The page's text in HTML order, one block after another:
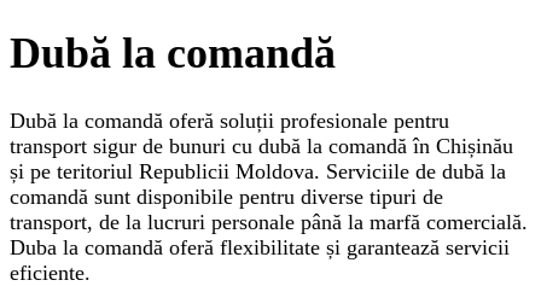
Dubă la comandă
Dubă la comandă oferă soluții profesionale pentru
transport sigur de bunuri cu dubă la comandă în Chișinău
și pe teritoriul Republicii Moldova. Serviciile de dubă la
comandă sunt disponibile pentru diverse tipuri de
transport, de la lucruri personale până la marfă comercială.
Duba la comandă oferă flexibilitate și garantează servicii
eficiente.